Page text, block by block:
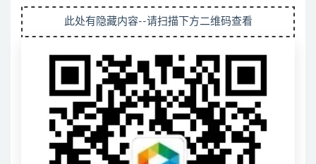
此处有隐藏内容--请扫描下方二维码查看